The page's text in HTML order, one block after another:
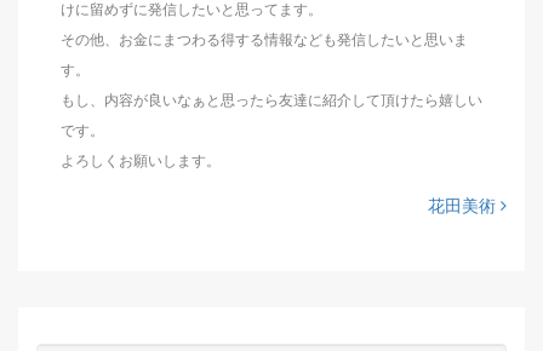
けに留めずに発信したいと思ってます。
その他、お金にまつわる得する情報なども発信したいと思いま
す。
もし、内容が良いなぁと思ったら友達に紹介して頂けたら嬉しい
です。
よろしくお願いします。
花田美術